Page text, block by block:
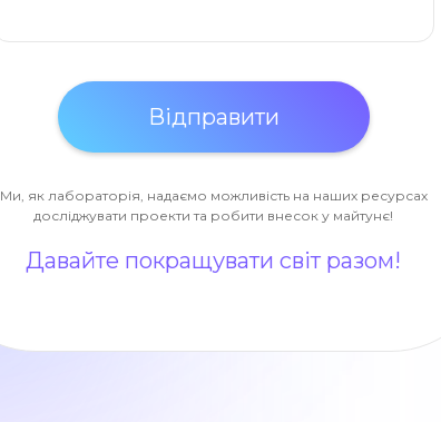
Ми, як лабораторія, надаємо можливість на наших ресурсах
досліджувати проекти та робити внесок у майтунє!
Давайте покращувати світ разом!